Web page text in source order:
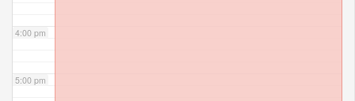
4:00 pm
5:00 pm